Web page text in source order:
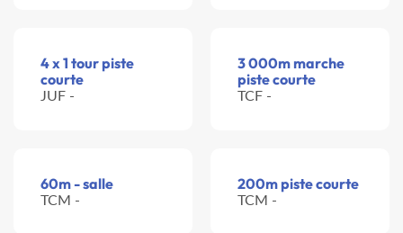
4 x 1 tour piste
courte
JUF -
3 000m marche
piste courte
TCF -
60m - salle
TCM -
200m piste courte
TCM -